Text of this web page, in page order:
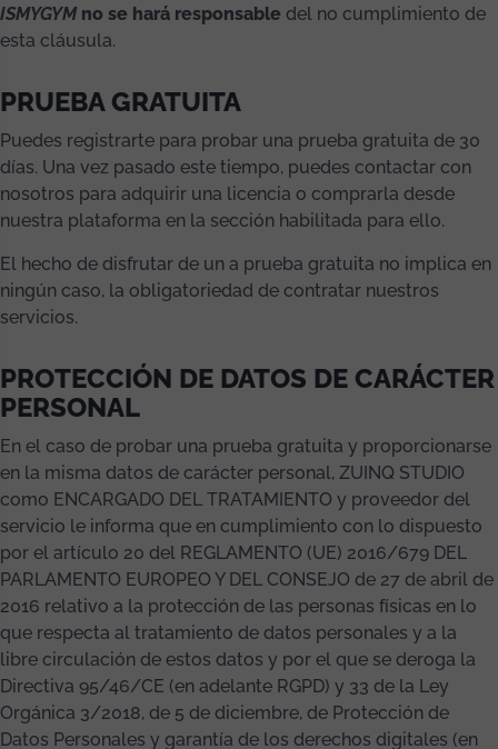
ISMYGYM no se hará responsable del no cumplimiento de
esta cláusula.
PRUEBA GRATUITA
Puedes registrarte para probar una prueba gratuita de 30
días. Una vez pasado este tiempo, puedes contactar con
nosotros para adquirir una licencia o comprarla desde
nuestra plataforma en la sección habilitada para ello.
El hecho de disfrutar de un a prueba gratuita no implica en
ningún caso, la obligatoriedad de contratar nuestros
servicios.
PROTECCIÓN DE DATOS DE CARÁCTER
PERSONAL
En el caso de probar una prueba gratuita y proporcionarse
en la misma datos de carácter personal, ZUINQ STUDIO
como ENCARGADO DEL TRATAMIENTO y proveedor del
servicio le informa que en cumplimiento con lo dispuesto
por el artículo 20 del REGLAMENTO (UE) 2016/679 DEL
PARLAMENTO EUROPEO Y DEL CONSEJO de 27 de abril de
2016 relativo a la protección de las personas físicas en lo
que respecta al tratamiento de datos personales y a la
libre circulación de estos datos y por el que se deroga la
Directiva 95/46/CE (en adelante RGPD) y 33 de la Ley
Orgánica 3/2018, de 5 de diciembre, de Protección de
Datos Personales y garantía de los derechos digitales (en